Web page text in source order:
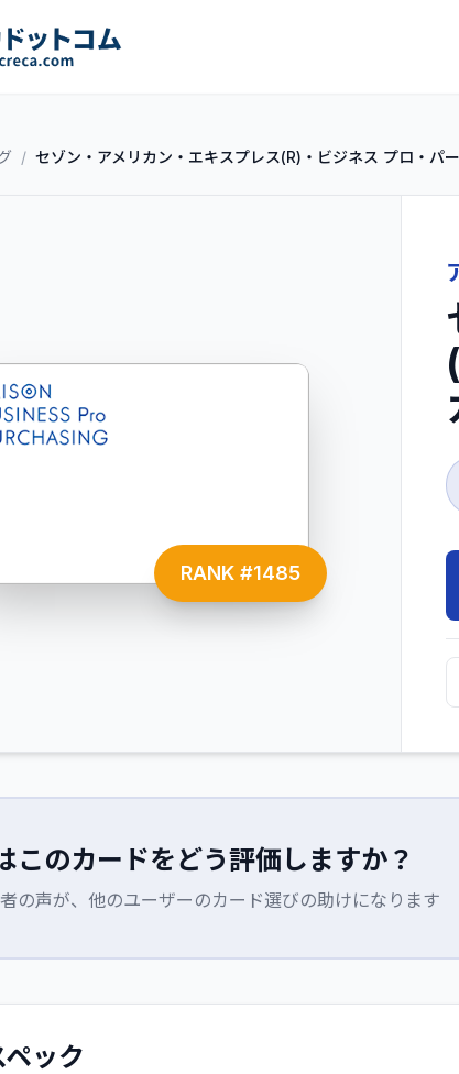
/ セゾン・アメリカン・エキスプレス(R)・ビジネス プロ・パ
RANK #1485
このカードをどう評価しますか？
の声が、他のユーザーのカード選びの助けになります
ック